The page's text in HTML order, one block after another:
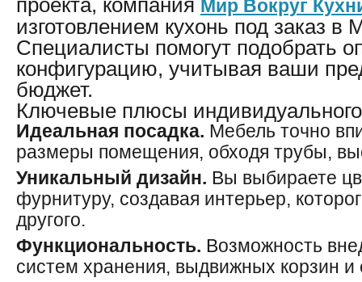
проекта, компания Мир Вокруг
изготовлением кухонь под заказ в
Специалисты помогут подобрать
конфигурацию, учитывая ваши
бюджет.
Ключевые плюсы индивидуального
Идеальная посадка. Мебель точно
размеры помещения, обходя трубы,
Уникальный дизайн. Вы выбираете
фурнитуру, создавая интерьер,
другого.
Функциональность. Возможность
систем хранения, выдвижных корзин и